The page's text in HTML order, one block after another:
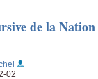
de la
02